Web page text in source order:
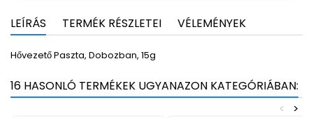
LEÍRÁS TERMÉK RÉSZLETEI VÉLEMÉNYEK
Hővezető Paszta, Dobozban, 15g
16 HASONLÓ TERMÉKEK UGYANAZON KATEGÓRIÁBAN:
>
<